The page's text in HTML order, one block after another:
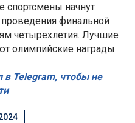
спортсмены начнут
финальной
четырехлетия. Лучшие
олимпийские награды
в Telegram, чтобы не